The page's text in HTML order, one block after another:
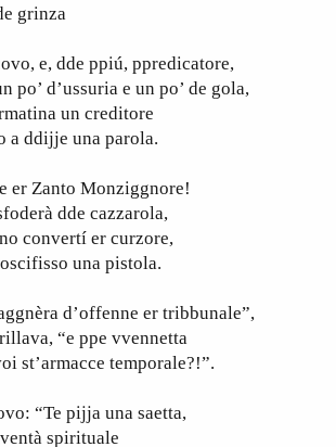
grinza
e, dde ppiú, ppredicatore,
po’ d’ussuria e un po’ de gola,
un creditore
a ddijje una parola.
Zanto Monziggnore!
dde cazzarola,
convertí er curzore,
una pistola.
d’offenne er tribbunale”,
“e ppe vvennetta
st’armacce temporale?!”.
“Te pijja una saetta,
spirituale